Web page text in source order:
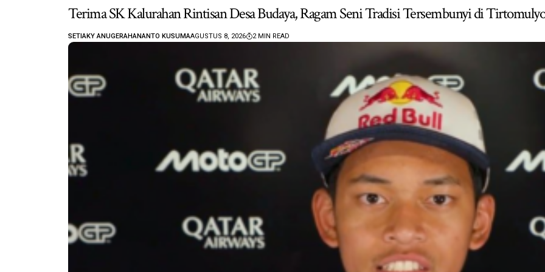
Terima SK Kalurahan Rintisan Desa Budaya, Ragam Seni Tradisi Tersembunyi di Tirtomulyo
SETIAKY ANUGERAHANANTO KUSUMAAGUSTUS 8, 2026 2 MIN READ